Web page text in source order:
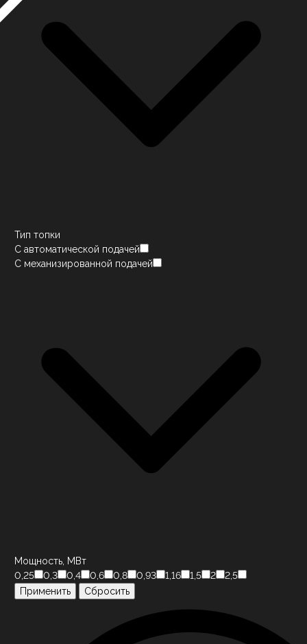
Тип топки
С автоматической подачей
С механизированной подачей
Мощность, МВт
0,25
0,3 0,4 0,6 0,8 0,93 1,16 1,5 2
2,5
Применить
Сбросить